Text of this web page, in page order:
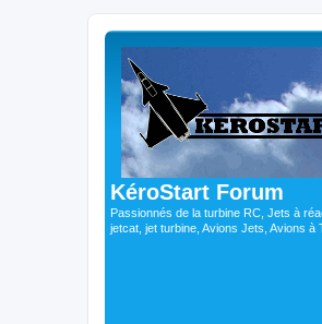
KéroStart Forum
Passionnés de la turbine RC, Jets à
jetcat, jet turbine, Avions Jets, Avions